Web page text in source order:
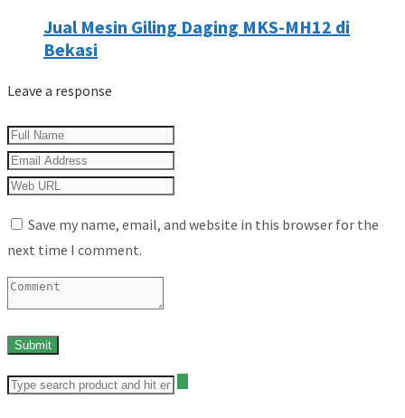
Jual Mesin Giling Daging MKS-MH12 di
Bekasi
Leave a response
Save my name, email, and website in this browser for the
next time I comment.